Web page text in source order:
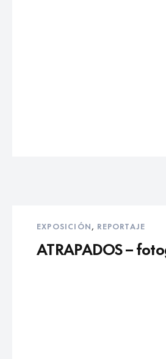
EXPOSICIÓN, REPORTAJE
ATRAPADOS –